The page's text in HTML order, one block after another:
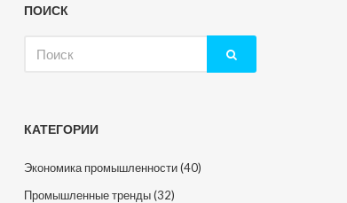
ПОИСК
КАТЕГОРИИ
Экономика промышленности(40)
Промышленные тренды(32)